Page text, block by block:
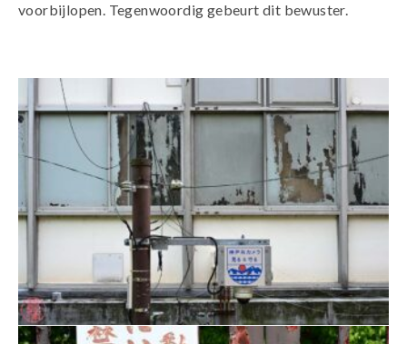
voorbijlopen. Tegenwoordig gebeurt dit bewuster.